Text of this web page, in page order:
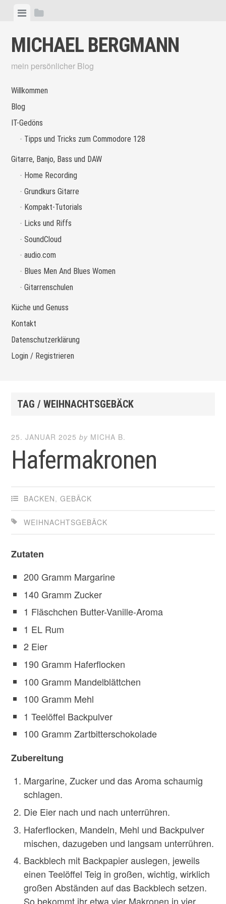
Skip
content
ViewView
MICHAEL BERGMANN
mein persönlicher Blog
Willkommen
Blog
IT-Gedöns
Tipps und Tricks zum Commodore 128
Gitarre, Banjo, Bass und DAW
Home Recording
Grundkurs Gitarre
Kompakt-Tutorials
Licks und Riffs
SoundCloud
audio.com
Blues Men And Blues Women
Gitarrenschulen
Küche und Genuss
Kontakt
Datenschutzerklärung
Login / Registrieren
TAG / WEIHNACHTSGEBÄCK
25. JANUAR 2025 by MICHA B.
Hafermakronen
BACKEN,GEBÄCK
WEIHNACHTSGEBÄCK
Zutaten
200 Gramm Margarine
140 Gramm Zucker
1 Fläschchen Butter-Vanille-Aroma
1 EL Rum
2 Eier
190 Gramm Haferflocken
100 Gramm Mandelblättchen
100 Gramm Mehl
1 Teelöffel Backpulver
100 Gramm Zartbitterschokolade
Zubereitung
Margarine, Zucker und das Aroma schaumig
schlagen.
Die Eier nach und nach unterrühren.
Haferflocken, Mandeln, Mehl und Backpulver
mischen, dazugeben und langsam unterrühren.
Backblech mit Backpapier auslegen, jeweils
einen Teelöffel Teig in großen, wichtig, wirklich
großen Abständen auf das Backblech setzen.
So bekommt ihr etwa vier Makronen in vier